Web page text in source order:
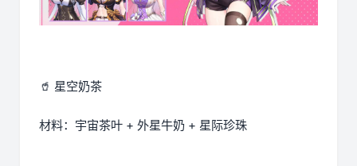
🥤 星空奶茶
材料：宇宙茶叶 + 外星牛奶 + 星际珍珠